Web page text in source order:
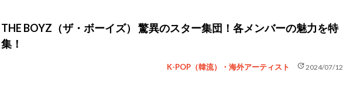
THE BOYZ（ザ・ボーイズ） 驚異のスター集団！各メンバーの魅力を特
集！
K-POP（韓流）・海外アーティスト update2024/07/12